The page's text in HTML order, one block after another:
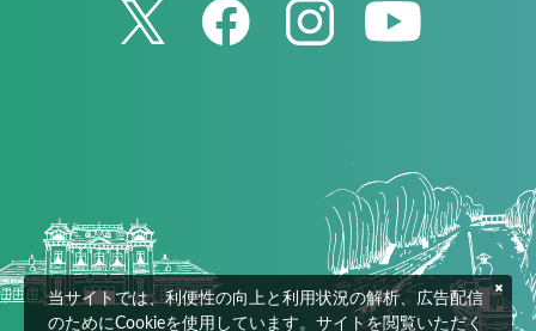
当サイトでは、利便性の向上と利用状況の解析、広告配信
のためにCookieを使用しています。サイトを閲覧いただく